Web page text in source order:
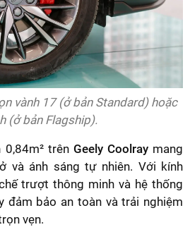
vành 17 (ở bản Standard) hoặc
(ở bản Flagship).
trên Geely Coolraymang
và ánh sáng tự nhiên. Với kính
trượt thông minh và hệ thống
đảm bảo an toàn và trải nghiệm
vẹn.